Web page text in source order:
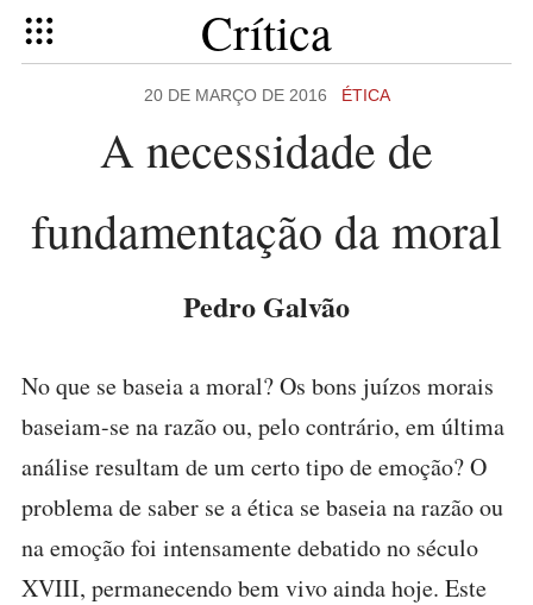
Crítica
20 DE MARÇO DE 2016 ÉTICA
A necessidade de
fundamentação da moral
Pedro Galvão
No que se baseia a moral? Os bons juízos morais
baseiam-se na razão ou, pelo contrário, em última
análise resultam de um certo tipo de emoção? O
problema de saber se a ética se baseia na razão ou
na emoção foi intensamente debatido no século
XVIII, permanecendo bem vivo ainda hoje. Este